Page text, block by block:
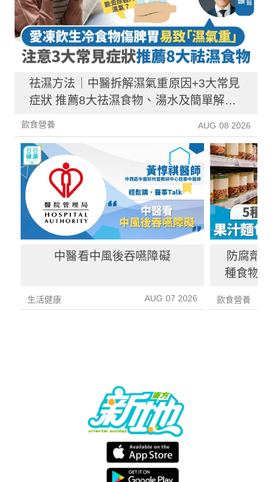
祛濕方法｜中醫拆解濕氣重原因+3大常見
症狀 推薦8大祛濕食物、湯水及簡單解決
方法！
飲食營養 AUG 08 2026
中醫看中風後吞嚥障礙
生活健康 AUG 07 2026
防腐劑
種食物
飲食營養